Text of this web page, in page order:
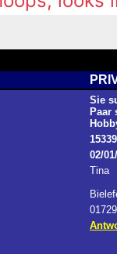
Sie
Paar
02/
Tina